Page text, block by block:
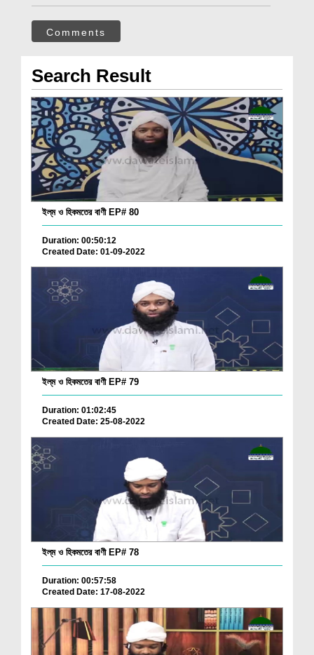
Comments
Search Result
ইল্‌ম ও হিকমতের বাণী EP# 80
Duration: 00:50:12
Created Date: 01-09-2022
ইল্‌ম ও হিকমতের বাণী EP# 79
Duration: 01:02:45
Created Date: 25-08-2022
ইল্‌ম ও হিকমতের বাণী EP# 78
Duration: 00:57:58
Created Date: 17-08-2022